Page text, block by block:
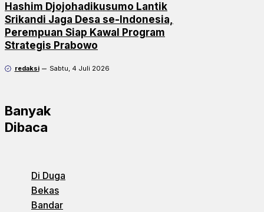
Hashim Djojohadikusumo Lantik
Srikandi Jaga Desa se-Indonesia,
Perempuan Siap Kawal Program
Strategis Prabowo
redaksi Sabtu, 4 Juli 2026
Banyak
Dibaca
Di Duga
Bekas
Bandar